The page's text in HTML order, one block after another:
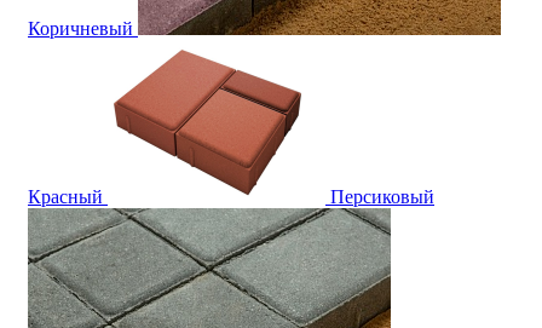
Коричневый
Красный Персиковый